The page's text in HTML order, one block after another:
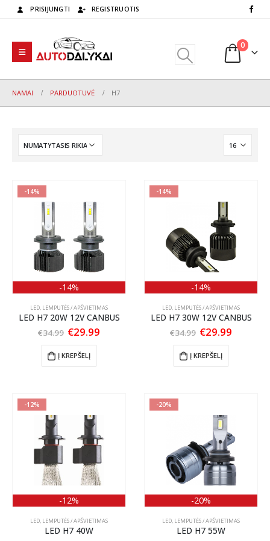
PRISIJUNGTI REGISTRUOTIS
0
NAMAI PARDUOTUVĖ H7
-14%
-14%
LED, LEMPUTĖS / APŠVIETIMAS
LED H7 20W 12V CANBUS
€34.99 Original
price
was:
€34.99.
€29.99
Į KREPŠELĮ
-14%
-14%
LED, LEMPUTĖS / APŠVIETIMAS
LED H7 30W 12V CANBUS
€34.99 Original
price
was:
€34.99.
€29.99
Į KREPŠELĮ
-12%
-12%
LED, LEMPUTĖS / APŠVIETIMAS
LED H7 40W
-20%
-20%
LED, LEMPUTĖS / APŠVIETIMAS
LED H7 55W